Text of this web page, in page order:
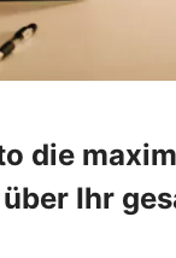
die
Ihr